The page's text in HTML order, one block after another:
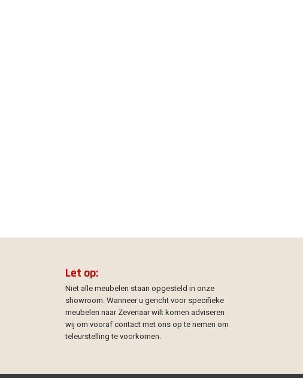
Let op:
Niet alle meubelen staan opgesteld in onze
showroom. Wanneer u gericht voor specifieke
meubelen naar Zevenaar wilt komen adviseren
wij om vooraf contact met ons op te nemen om
teleurstelling te voorkomen.